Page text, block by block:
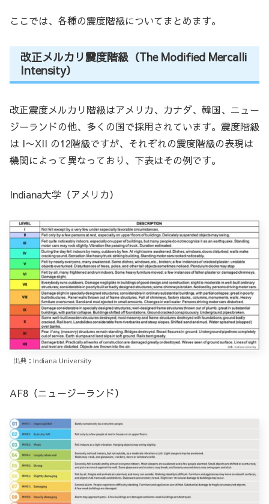
ここでは、各種の震度階級についてまとめます。
改正メルカリ震度階級（The Modified Mercalli
Intensity）
改正震度メルカリ階級はアメリカ、カナダ、韓国、ニュー
ジーランドの他、多くの国で採用されています。震度階級
は I〜XII の12階級ですが、それぞれの震度階級の表現は
機関によって異なっており、下表はその例です。
Indiana大学（アメリカ）
出典：Indiana University
AF8（ニュージーランド）